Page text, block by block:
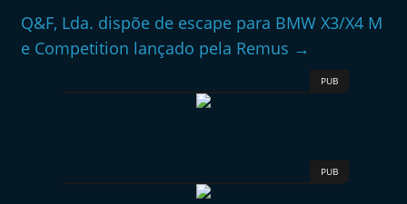
Q&F, Lda. dispõe de escape para BMW X3/X4 M
e Competition lançado pela Remus →
PUB
PUB